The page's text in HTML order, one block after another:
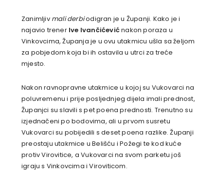
Zanimljiv mali derbiodigran je u Županji. Kako je i
najavio trener Ive Ivančićevićnakon poraza u
Vinkovcima, Županja je u ovu utakmicu ušla sa željom
za pobjedom koja bi ih ostavila u utrci za treće
mjesto.
Nakon ravnopravne utakmice u kojoj su Vukovarci na
poluvremenu i prije posljednjeg dijela imali prednost,
Županjci su slavili s pet poena prednosti. Trenutno su
izjednačeni po bodovima, ali u prvom susretu
Vukovarci su pobijedili s deset poena razlike. Županji
preostaju utakmice u Belišću i Požegi te kod kuće
protiv Virovitice, a Vukovarci na svom parketu još
igraju s Vinkovcima i Viroviticom.